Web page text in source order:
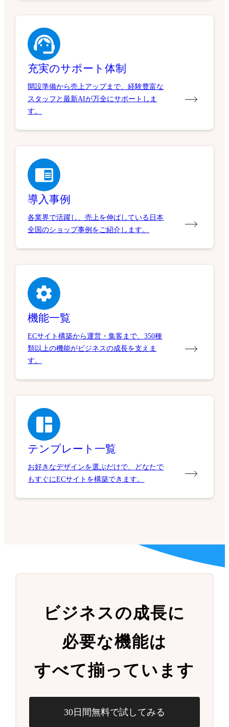
充実のサポート体制
開設準備から売上アップまで、経験豊富な
スタッフと最新AIが万全にサポートしま
す。
導入事例
各業界で活躍し、売上を伸ばしている日本
全国のショップ事例をご紹介します。
機能一覧
ECサイト構築から運営・集客まで、350種
類以上の機能がビジネスの成長を支えま
す。
テンプレート一覧
お好きなデザインを選ぶだけで、どなたで
もすぐにECサイトを構築できます。
ビジネスの成長に
必要な機能は
すべて揃っています
30日間無料で試してみる